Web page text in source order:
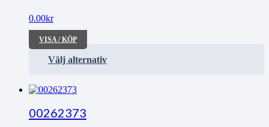
0.00kr
VISA / KÖP
Välj alternativ
00262373